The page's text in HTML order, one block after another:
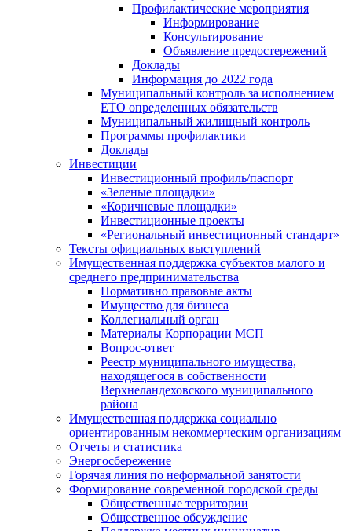
Профилактические мероприятия
Информирование
Консультирование
Объявление предостережений
Доклады
Информация до 2022 года
Муниципальный контроль за исполнением
ЕТО определенных обязательств
Муниципальный жилищный контроль
Программы профилактики
Доклады
Инвестиции
Инвестиционный профиль/паспорт
«Зеленые площадки»
«Коричневые площадки»
Инвестиционные проекты
«Региональный инвестиционный стандарт»
Тексты официальных выступлений
Имущественная поддержка субъектов малого и
среднего предпринимательства
Нормативно правовые акты
Имущество для бизнеса
Коллегиальный орган
Материалы Корпорации МСП
Вопрос-ответ
Реестр муниципального имущества,
находящегося в собственности
Верхнеландеховского муниципального
района
Имущественная поддержка социально
ориентированным некоммерческим организациям
Отчеты и статистика
Энергосбережение
Горячая линия по неформальной занятости
Формирование современной городской среды
Общественные территории
Общественное обсуждение